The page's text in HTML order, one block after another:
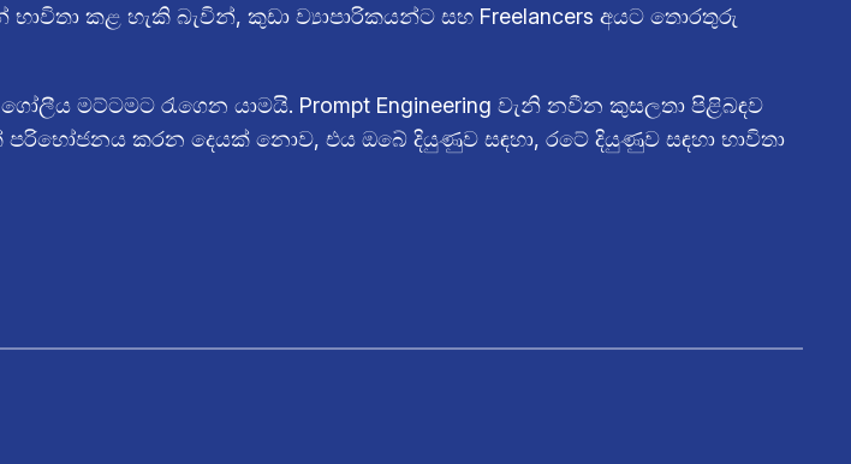
කළ හැකි බැවින්, කුඩා ව්‍යාපාරිකයන්ට සහ Freelancers අයට තොරතුරු
මට්ටමට රැගෙන යාමයි. Prompt Engineering වැනි නවීන කුසලතා පිළිබඳව
කරන දෙයක් නොව, එය ඔබේ දියුණුව සඳහා, රටේ දියුණුව සඳහා භාවිතා